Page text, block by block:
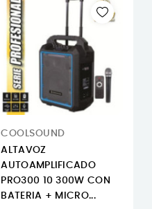
COOLSOUND
ALTAVOZ
AUTOAMPLIFICADO
PRO300 10 300W CON
BATERIA + MICRO...